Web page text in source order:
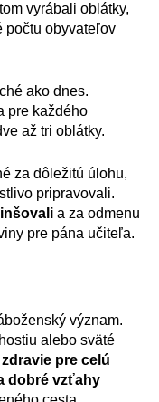
vyrábali oblátky,
počtu obyvateľov
ako dnes.
pre každého
až tri oblátky.
za dôležitú úlohu,
pripravovali.
a za odmenu
pre pána učiteľa.
význam.
alebo sväté
zdravie pre celú
dobré vzťahy